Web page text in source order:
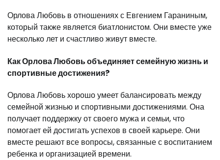
Орлова Любовь в отношениях с Евгением Гараниным,
который также является биатлонистом. Они вместе уже
несколько лет и счастливо живут вместе.
Как Орлова Любовь объединяет семейную жизнь и
спортивные достижения?
Орлова Любовь хорошо умеет балансировать между
семейной жизнью и спортивными достижениями. Она
получает поддержку от своего мужа и семьи, что
помогает ей достигать успехов в своей карьере. Они
вместе решают все вопросы, связанные с воспитанием
ребенка и организацией времени.